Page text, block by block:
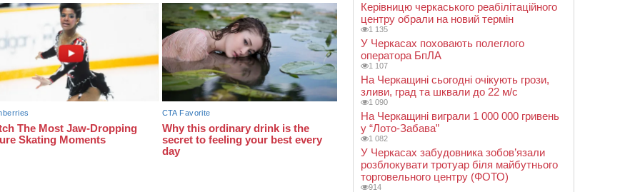
Керівницю черкаського реабілітаційного
центру обрали на новий термін
1 135
У Черкасах поховають полеглого
оператора БпЛА
1 107
На Черкащині сьогодні очікують грози,
зливи, град та шквали до 22 м/с
1 090
На Черкащині виграли 1 000 000 гривень
у “Лото-Забава”
1 082
У Черкасах забудовника зобов’язали
розблокувати тротуар біля майбутнього
торговельного центру (ФОТО)
914